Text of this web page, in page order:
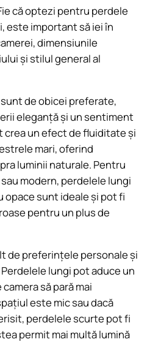
că optezi pentru perdele
este important să iei în
dimensiunile
și stilul general al
de obicei preferate,
eleganță și un sentiment
crea un efect de fluiditate și
mari, oferind
luminii naturale. Pentru
modern, perdelele lungi
opace sunt ideale și pot fi
pentru un plus de
de preferințele personale și
lungi pot aduce un
să pară mai
este mic sau dacă
perdelele scurte pot fi
permit mai multă lumină